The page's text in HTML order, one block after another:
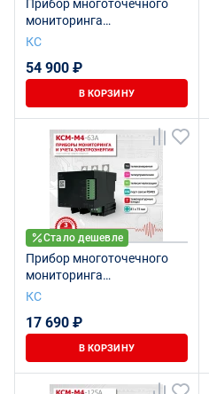
Прибор многоточечного
мониторинга
электроэнергии КСМ-М1-2-
КС
54 900 ₽
В КОРЗИНУ
Стало дешевле
Прибор многоточечного
мониторинга
электроэнергии КСМ-М4-
КС
17 690 ₽
В КОРЗИНУ